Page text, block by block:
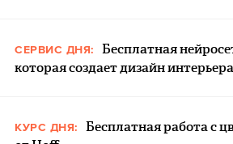
СЕРВИС ДНЯ:
Бесплатная
которая создает дизайн интерьера
КУРС ДНЯ:
Бесплатная работа с